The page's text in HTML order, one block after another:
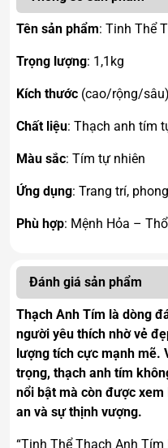
Tên sản phẩm: Tinh Thể
Trọng lượng: 1,1kg
Kích thước (cao/rộng/
Chất liệu: Thạch anh tím
Màu sắc: Tím tự nhiên
Ứng dụng: Trang trí,
Phù hợp: Mệnh Hỏa – Thổ
Đánh giá sản phẩm
Thạch Anh Tím là dòng
người yêu thích nhờ vẻ
lượng tích cực mạnh mẽ.
trọng, thạch anh tím
nổi bật mà còn được
an và sự thịnh vượng.
“Tinh Thể Thạch Anh